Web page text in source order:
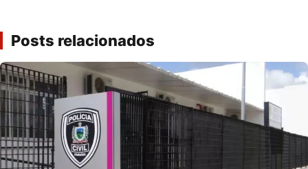
Posts relacionados